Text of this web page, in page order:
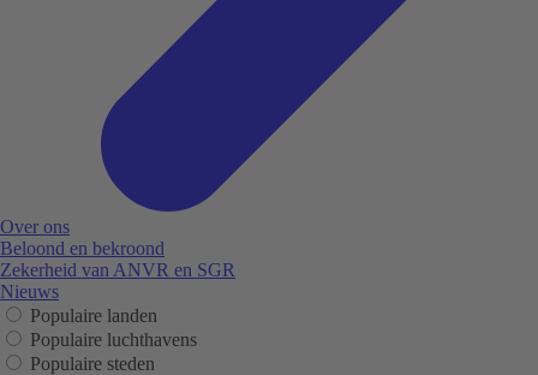
Over ons
Beloond en bekroond
Zekerheid van ANVR en SGR
Nieuws
Populaire landen
Populaire luchthavens
Populaire steden